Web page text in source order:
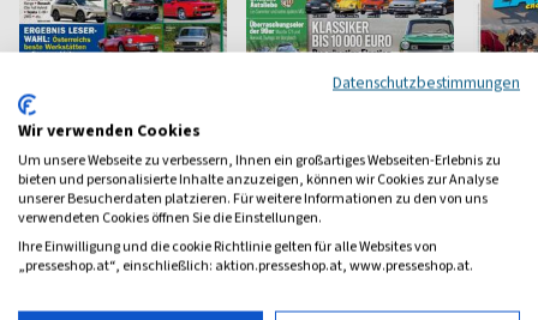
Alles Auto
Für österreichischen
ab 2,50 €
(10 x pro Jahr) 4,33
Auto Bild Klassik
ab 6,80 €
(monatlich)
ab
Datenschutzbestimmungen
Wir verwenden Cookies
Um unsere Webseite zu verbessern, Ihnen ein großartiges Webseiten-Erlebnis zu
bieten und personalisierte Inhalte anzuzeigen, können wir Cookies zur Analyse
unserer Besucherdaten platzieren. Für weitere Informationen zu den von uns
verwendeten Cookies öffnen Sie die Einstellungen.
Ihre Einwilligung und die cookie Richtlinie gelten für alle Websites von
„presseshop.at“, einschließlich: aktion.presseshop.at, www.presseshop.at.